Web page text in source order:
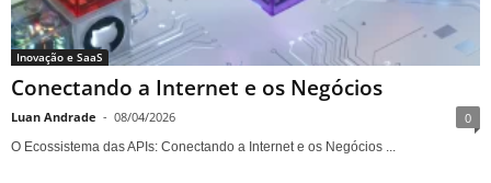
Inovação e SaaS
Conectando a Internet e os Negócios
Luan Andrade - 08/04/2026 0
O Ecossistema das APIs: Conectando a Internet e os Negócios ...